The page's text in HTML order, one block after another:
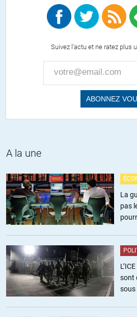
En attendant, remarquons que Trump
chose que ses prédécesseurs sur
Syrie. Son administration n’est donc pas
Suivez l'actu et ne ratez plus
A la une
La
pas
sont
sous